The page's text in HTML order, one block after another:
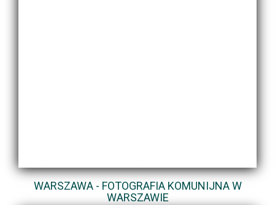
WARSZAWA - FOTOGRAFIA KOMUNIJNA W
WARSZAWIE